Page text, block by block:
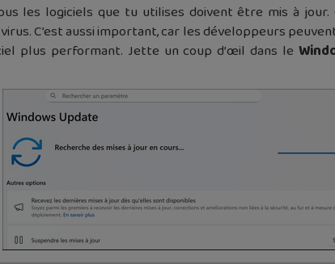
les logiciels que tu utilises doivent être mis à
C’est aussi important, car les développeurs
plus performant. Jette un coup d’œil dans le